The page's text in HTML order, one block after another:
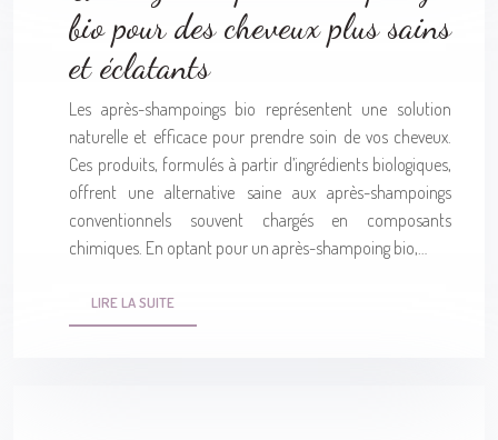
bio pour des cheveux plus sains
et éclatants
Les après-shampoings bio représentent une solution
naturelle et efficace pour prendre soin de vos cheveux.
Ces produits, formulés à partir d’ingrédients biologiques,
offrent une alternative saine aux après-shampoings
conventionnels souvent chargés en composants
chimiques. En optant pour un après-shampoing bio,…
LIRE LA SUITE